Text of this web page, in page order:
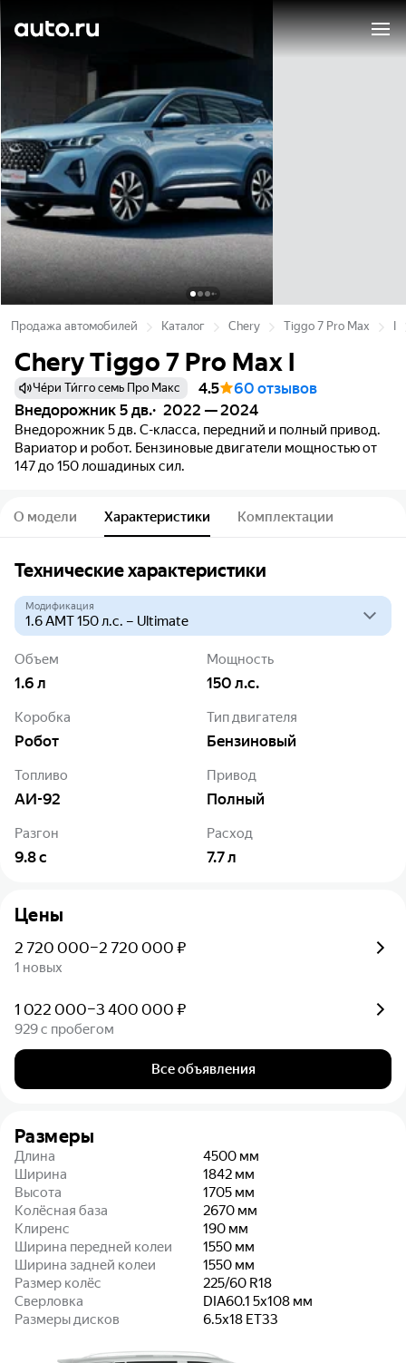
Продажа автомобилей Каталог Chery Tiggo 7 Pro Max
Chery Tiggo 7 Pro Max I
Че́ри Ти́гго семь Про Макс 4.5
60 отзывов
Внедорожник 5 дв. 2022 — 2024
Внедорожник 5 дв. C-класса, передний и полный привод.
Вариатор и робот. Бензиновые двигатели мощностью от
147 до 150 лошадиных сил.
О модели Характеристики Комплектации
Технические характеристики
Модификация
Объем
1.6 л
Мощность
150 л.с.
Коробка
Робот
Тип двигателя
Бензиновый
Топливо
АИ-92
Привод
Полный
Разгон
9.8с
Расход
7.7л
Цены
2 720 000–2 720 000 ₽
1 новых
1 022 000–3 400 000 ₽
929 с пробегом
Все объявления
Размеры
Длина 4500 мм
Ширина
1842 мм
Высота
1705 мм
Колёсная база
2670 мм
Клиренс
190 мм
Ширина передней колеи
1550 мм
Ширина задней колеи
1550 мм
Размер колёс
225/60 R18
Сверловка
DIA60.1 5x108 мм
Размеры дисков
6.5x18 ET33